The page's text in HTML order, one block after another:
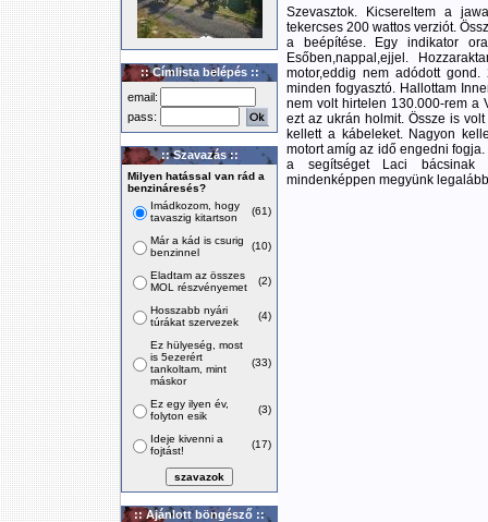
:: Címlista belépés ::
email:
pass:
:: Szavazás ::
Milyen hatással van rád a
benzináresés?
Imádkozom, hogy
tavaszig kitartson
(61)
Már a kád is csurig
benzinnel
(10)
Eladtam az összes
MOL részvényemet
(2)
Hosszabb nyári
túrákat szervezek
(4)
Ez hülyeség, most
is 5ezerért
tankoltam, mint
máskor
(33)
Ez egy ilyen év,
folyton esik
(3)
Ideje kivenni a
fojtást!
(17)
:: Ajánlott böngésző ::
Szevasztok. Kicsereltem a
tekercses 200 wattos verziót.
a beépítése. Egy indikator
Esőben,nappal,ejjel.
motor,eddig nem adódott
minden fogyasztó. Hallottam
nem volt hirtelen 130.000-rem a
ezt az ukrán holmit. Össze is
kellett a kábeleket. Nagyon
motort amíg az idő engedni
a segítséget Laci bácsinak
mindenképpen megyünk